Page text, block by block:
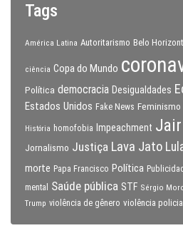
Tags
América Latina Autoritarismo Belo
ciência Copa do Mundo
Política democracia Desigualdades
Estados Unidos Fake News Feminismo
História homofobia Impeachment
Jornalismo Justiça Lava Jato
morte Papa Francisco Política
mental
Saúde pública STF Sérgio
Trump violência de gênero violência policial